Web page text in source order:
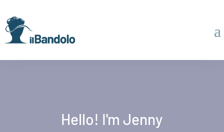
Hello! I'm Jenny